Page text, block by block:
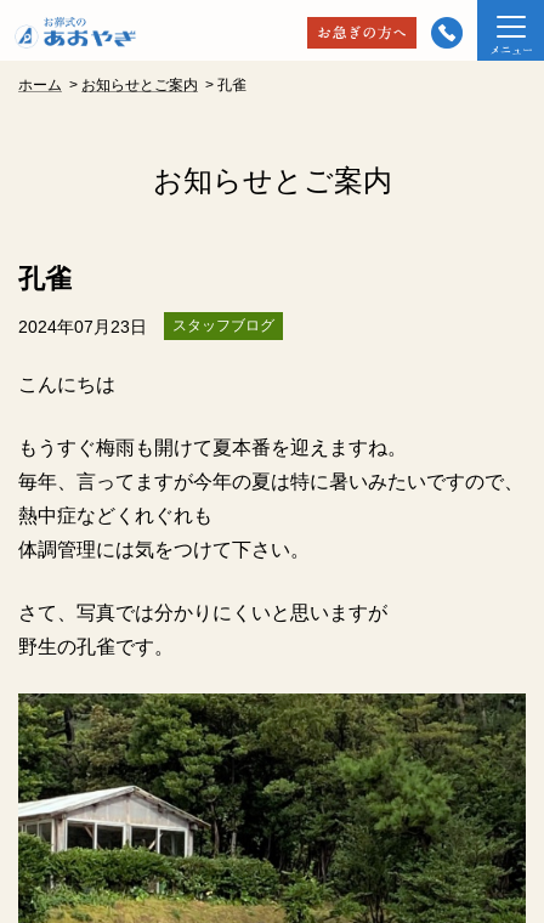
ホーム > お知らせとご案内 > 孔雀
お知らせとご案内
孔雀
2024年07月23日 スタッフブログ
こんにちは
もうすぐ梅雨も開けて夏本番を迎えますね。
毎年、言ってますが今年の夏は特に暑いみたいですので、
熱中症などくれぐれも
体調管理には気をつけて下さい。
さて、写真では分かりにくいと思いますが
野生の孔雀です。